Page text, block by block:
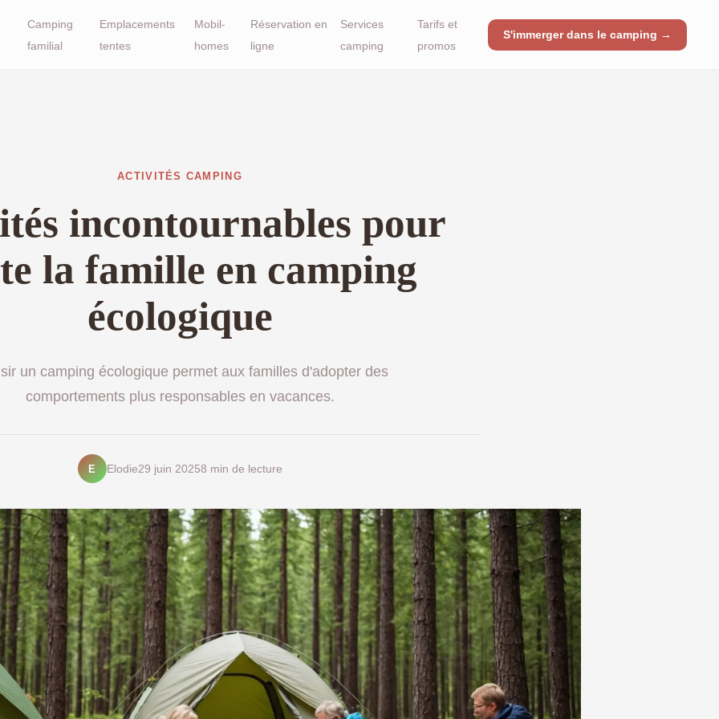
Camping
familial
Emplacements
tentes
Mobil-
homes
Réservation en
ligne
Services
camping
Tarifs et
promos
S'immerger dans le camping →
ACTIVITÉS CAMPING
incontournables pour
la famille en camping
écologique
un camping écologique permet aux familles d'adopter des
comportements plus responsables en vacances.
E Elodie29 juin 20258 min de lecture